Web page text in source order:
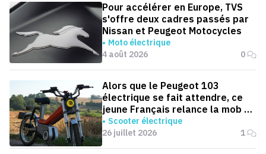
Pour accélérer en Europe, TVS
s'offre deux cadres passés par
Nissan et Peugeot Motocycles
Moto électrique
4 août 2026
0
Alors que le Peugeot 103
électrique se fait attendre, ce
jeune Français relance la mob en
version électrique
Scooter électrique
26 juillet 2026
1